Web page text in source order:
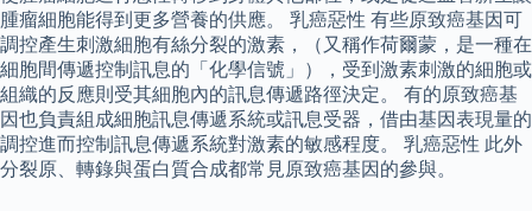
腫瘤細胞能得到更多營養的供應。 乳癌惡性 有些原致癌基因可
調控產生刺激細胞有絲分裂的激素，（又稱作荷爾蒙，是一種在
細胞間傳遞控制訊息的「化學信號」），受到激素刺激的細胞或
組織的反應則受其細胞內的訊息傳遞路徑決定。 有的原致癌基
因也負責組成細胞訊息傳遞系統或訊息受器，借由基因表現量的
調控進而控制訊息傳遞系統對激素的敏感程度。 乳癌惡性 此外
分裂原、轉錄與蛋白質合成都常見原致癌基因的參與。